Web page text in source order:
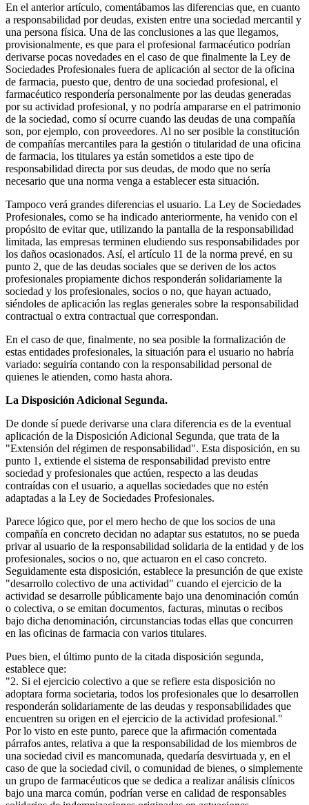
En el anterior artículo, comentábamos las diferencias que, en cuanto
a responsabilidad por deudas, existen entre una sociedad mercantil y
una persona física. Una de las conclusiones a las que llegamos,
provisionalmente, es que para el profesional farmacéutico podrían
derivarse pocas novedades en el caso de que finalmente la Ley de
Sociedades Profesionales fuera de aplicación al sector de la oficina
de farmacia, puesto que, dentro de una sociedad profesional, el
farmacéutico respondería personalmente por las deudas generadas
por su actividad profesional, y no podría ampararse en el patrimonio
de la sociedad, como sí ocurre cuando las deudas de una compañía
son, por ejemplo, con proveedores. Al no ser posible la constitución
de compañías mercantiles para la gestión o titularidad de una oficina
de farmacia, los titulares ya están sometidos a este tipo de
responsabilidad directa por sus deudas, de modo que no sería
necesario que una norma venga a establecer esta situación.
Tampoco verá grandes diferencias el usuario. La Ley de Sociedades
Profesionales, como se ha indicado anteriormente, ha venido con el
propósito de evitar que, utilizando la pantalla de la responsabilidad
limitada, las empresas terminen eludiendo sus responsabilidades por
los daños ocasionados. Así, el artículo 11 de la norma prevé, en su
punto 2, que de las deudas sociales que se deriven de los actos
profesionales propiamente dichos responderán solidariamente la
sociedad y los profesionales, socios o no, que hayan actuado,
siéndoles de aplicación las reglas generales sobre la responsabilidad
contractual o extra contractual que correspondan.
En el caso de que, finalmente, no sea posible la formalización de
estas entidades profesionales, la situación para el usuario no habría
variado: seguiría contando con la responsabilidad personal de
quienes le atienden, como hasta ahora.
La Disposición Adicional Segunda.
De donde sí puede derivarse una clara diferencia es de la eventual
aplicación de la Disposición Adicional Segunda, que trata de la
"Extensión del régimen de responsabilidad". Esta disposición, en su
punto 1, extiende el sistema de responsabilidad previsto entre
sociedad y profesionales que actúen, respecto a las deudas
contraídas con el usuario, a aquellas sociedades que no estén
adaptadas a la Ley de Sociedades Profesionales.
Parece lógico que, por el mero hecho de que los socios de una
compañía en concreto decidan no adaptar sus estatutos, no se pueda
privar al usuario de la responsabilidad solidaria de la entidad y de los
profesionales, socios o no, que actuaron en el caso concreto.
Seguidamente esta disposición, establece la presunción de que existe
"desarrollo colectivo de una actividad" cuando el ejercicio de la
actividad se desarrolle públicamente bajo una denominación común
o colectiva, o se emitan documentos, facturas, minutas o recibos
bajo dicha denominación, circunstancias todas ellas que concurren
en las oficinas de farmacia con varios titulares.
Pues bien, el último punto de la citada disposición segunda,
establece que:
"2. Si el ejercicio colectivo a que se refiere esta disposición no
adoptara forma societaria, todos los profesionales que lo desarrollen
responderán solidariamente de las deudas y responsabilidades que
encuentren su origen en el ejercicio de la actividad profesional."
Por lo visto en este punto, parece que la afirmación comentada
párrafos antes, relativa a que la responsabilidad de los miembros de
una sociedad civil es mancomunada, quedaría desvirtuada y, en el
caso de que la sociedad civil, o comunidad de bienes, o simplemente
un grupo de farmacéuticos que se dedica a realizar análisis clínicos
bajo una marca común, podrían verse en calidad de responsables